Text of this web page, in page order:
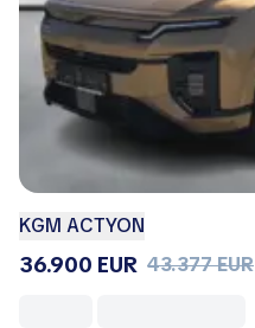
KGM ACTYON
36.900 EUR 43.377 EUR